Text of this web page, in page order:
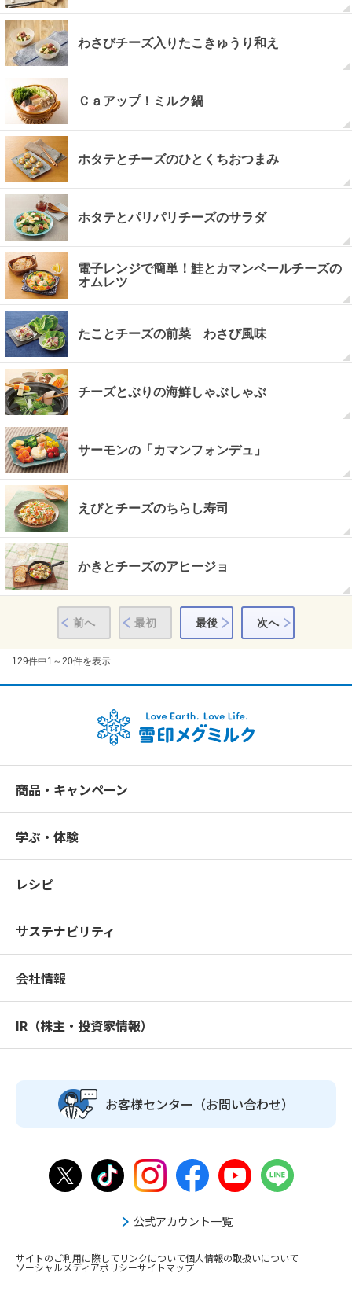
わさびチーズ入りたこきゅうり和え
Ｃａアップ！ミルク鍋
ホタテとチーズのひとくちおつまみ
ホタテとパリパリチーズのサラダ
電子レンジで簡単！鮭とカマンベールチーズの
オムレツ
たことチーズの前菜 わさび風味
チーズとぶりの海鮮しゃぶしゃぶ
サーモンの「カマンフォンデュ」
えびとチーズのちらし寿司
かきとチーズのアヒージョ
前へ 最初 最後 次へ
129件中1～20件を表示
商品・キャンペーン
学ぶ・体験
レシピ
サステナビリティ
会社情報
IR（株主・投資家情報）
お客様センター （お問い合わせ）
公式アカウント一覧
サイトのご利用に際して リンクについて個人情報の取扱いについて
ソーシャルメディアポリシーサイトマップ